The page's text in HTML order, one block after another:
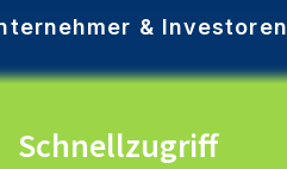
& Investoren
Schnellzugriff